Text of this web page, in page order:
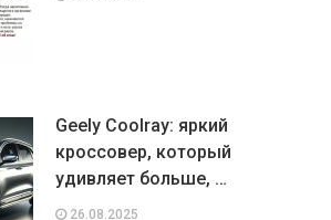
Geely Coolray: яркий
кроссовер, который
удивляет больше, …
26.08.2025